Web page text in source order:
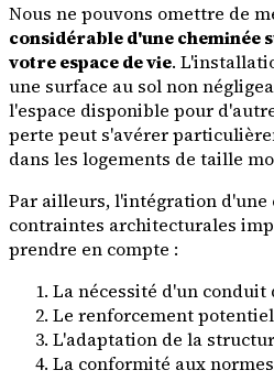
Nous ne pouvons omettre de
considérable d'une cheminée
votre espace de vie.
une surface au sol non
l'espace disponible pour
perte peut s'avérer
dans les logements de taille
Par ailleurs, l'intégration d'une
contraintes architecturales
prendre en compte :
La nécessité d'un conduit
Le renforcement
L'adaptation de la
La conformité aux